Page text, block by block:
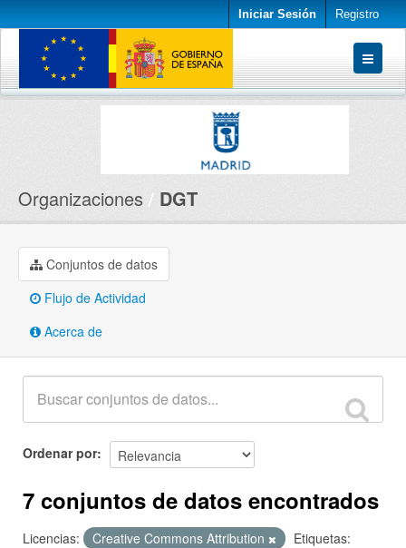
Iniciar Sesión Registro
Conjuntos de datos
Organizaciones DGT
Conjuntos de datos
Flujo de Actividad
Acerca de
Ordenar por
7 conjuntos de datos encontrados
Licencias: Creative Commons Attribution
Etiquetas: